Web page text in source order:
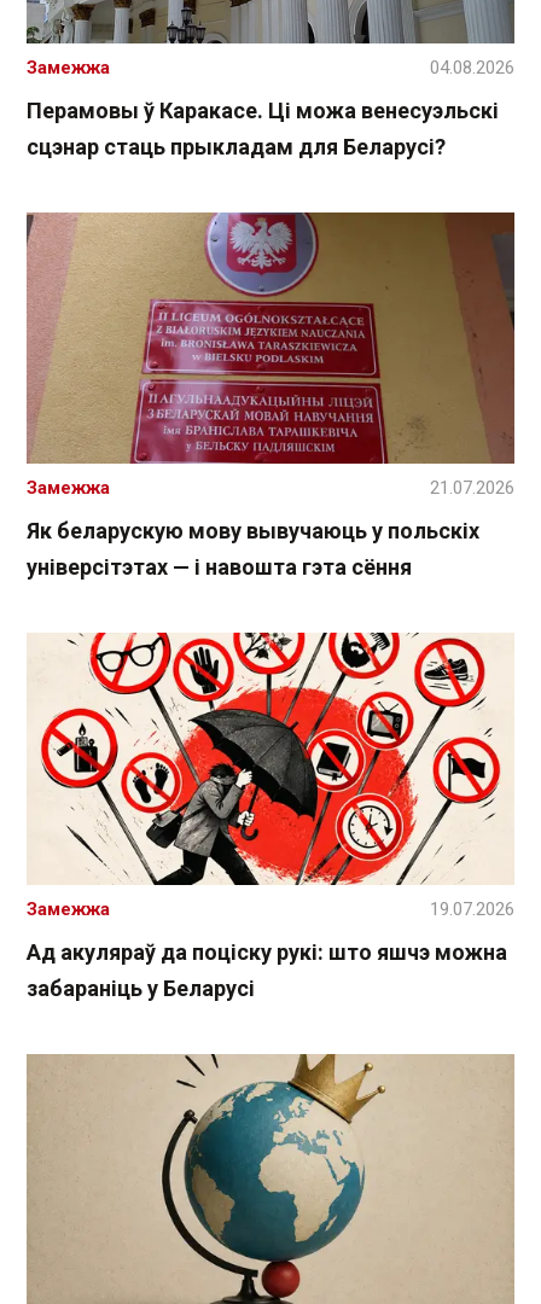
Перамовы ў Каракасе. Ці можа венесуэльскі
сцэнар стаць прыкладам для Беларусі?
Замежжа 04.08.2026
Як беларускую мову вывучаюць у польскіх
універсітэтах — і навошта гэта сёння
Замежжа 21.07.2026
Ад акуляраў да поціску рукі: што яшчэ можна
забараніць у Беларусі
Замежжа 19.07.2026